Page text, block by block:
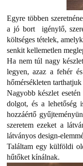
Egyre többen
a jó bort igénylő,
költséges tételek,
senkit kellemetlen
Ha nem túl nagy
legyen, azaz a fehér
hőmérsékleten
Nagyobb készlet
dolgot, és a lehetőség
hozzáértő
szeretem ezeket a
látványos design-
Találtam egy külföldi
hűtőket kínálnak.